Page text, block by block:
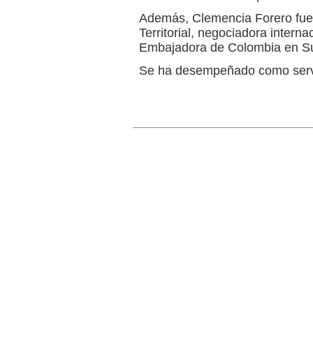
Además, Clemencia Forero
Territorial, negociadora
Embajadora de Colombia en
Se ha desempeñado como